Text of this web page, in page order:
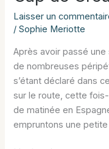
Laisser un
/Sophie Meriotte
Après avoir passé
de nombreuses
s’étant déclaré dans
sur le route, cette fois-
de matinée en
empruntons une